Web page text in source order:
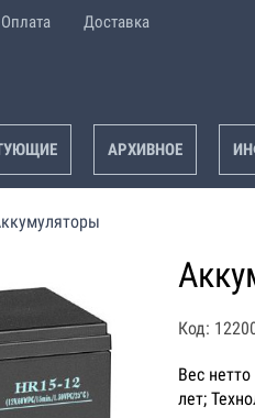
Оплата Доставка
АРХИВНОЕ
Код:
Вес
лет;